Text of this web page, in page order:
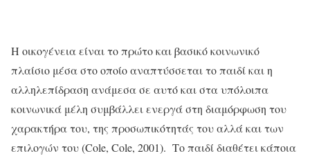
Η οικογένεια είναι το πρώτο και βασικό κοινωνικό
πλαίσιο μέσα στο οποίο αναπτύσσεται το παιδί και η
αλληλεπίδραση ανάμεσα σε αυτό και στα υπόλοιπα
κοινωνικά μέλη συμβάλλει ενεργά στη διαμόρφωση του
χαρακτήρα του, της προσωπικότητάς του αλλά και των
επιλογών του (Cole, Cole, 2001). Το παιδί διαθέτει κάποια